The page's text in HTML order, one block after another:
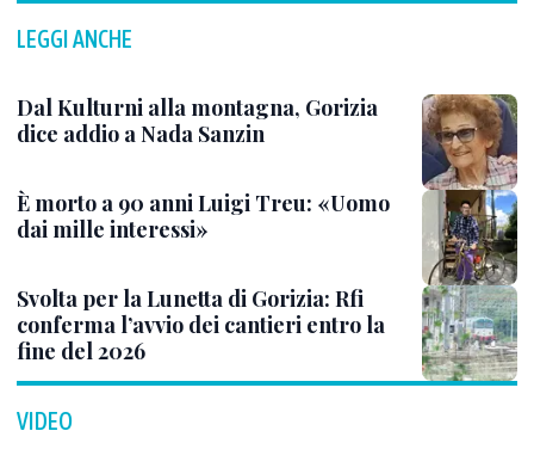
LEGGI ANCHE
Dal Kulturni alla montagna, Gorizia
dice addio a Nada Sanzin
È morto a 90 anni Luigi Treu: «Uomo
dai mille interessi»
Svolta per la Lunetta di Gorizia: Rfi
conferma l’avvio dei cantieri entro la
fine del 2026
VIDEO